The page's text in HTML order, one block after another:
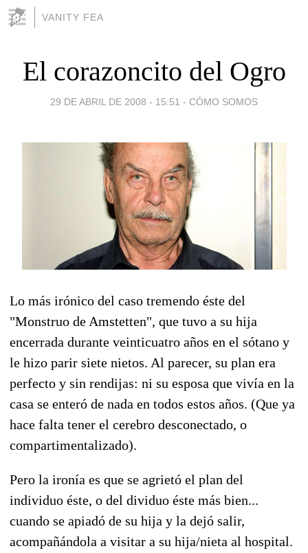
VANITY FEA
El corazoncito del Ogro
29 DE ABRIL DE 2008 - 15:51 - CÓMO SOMOS
Lo más irónico del caso tremendo éste del
"Monstruo de Amstetten", que tuvo a su hija
encerrada durante veinticuatro años en el sótano y
le hizo parir siete nietos. Al parecer, su plan era
perfecto y sin rendijas: ni su esposa que vivía en la
casa se enteró de nada en todos estos años. (Que ya
hace falta tener el cerebro desconectado, o
compartimentalizado).
Pero la ironía es que se agrietó el plan del
individuo éste, o del dividuo éste más bien...
cuando se apiadó de su hija y la dejó salir,
acompañándola a visitar a su hija/nieta al hospital.